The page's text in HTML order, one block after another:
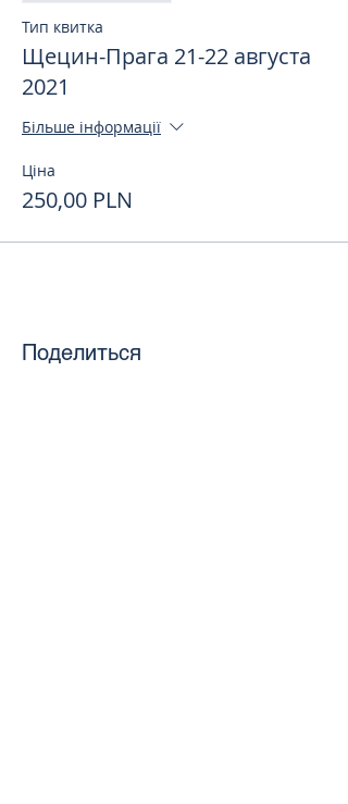
Тип квитка
Щецин-Прага 21-22 августа
2021
Більше інформації
Ціна
250,00 PLN
Поделиться